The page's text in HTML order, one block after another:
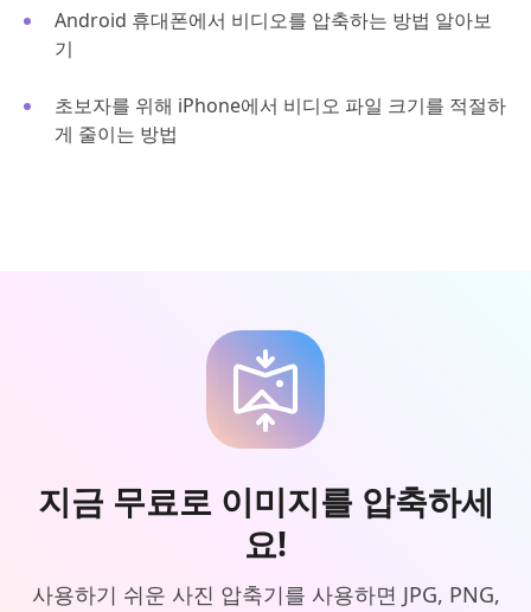
Android 휴대폰에서 비디오를 압축하는 방법 알아보
기
초보자를 위해 iPhone에서 비디오 파일 크기를 적절하
게 줄이는 방법
지금 무료로 이미지를 압축하세
요!
사용하기 쉬운 사진 압축기를 사용하면 JPG, PNG,